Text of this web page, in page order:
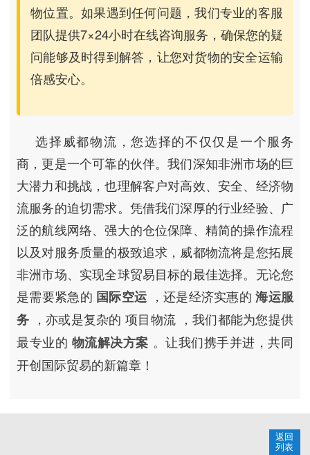
物位置。如果遇到任何问题，我们专业的客服
团队提供7×24小时在线咨询服务，确保您的疑
问能够及时得到解答，让您对货物的安全运输
倍感安心。
选择威都物流，您选择的不仅仅是一个服务
商，更是一个可靠的伙伴。我们深知非洲市场的巨
大潜力和挑战，也理解客户对高效、安全、经济物
流服务的迫切需求。凭借我们深厚的行业经验、广
泛的航线网络、强大的仓位保障、精简的操作流程
以及对服务质量的极致追求，威都物流将是您拓展
非洲市场、实现全球贸易目标的最佳选择。无论您
是需要紧急的 国际空运 ，还是经济实惠的海运服
务 ，亦或是复杂的项目物流 ，我们都能为您提供
最专业的 物流解决方案 。让我们携手并进，共同
开创国际贸易的新篇章！
返回
列表